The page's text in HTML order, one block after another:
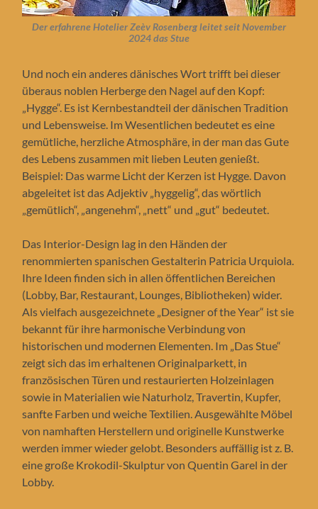
Der erfahrene Hotelier Zeèv Rosenbergleitet seit November
2024 das Stue
Und noch ein anderes dänisches Wort trifft bei dieser
überaus noblen Herberge den Nagel auf den Kopf:
„Hygge“. Es ist Kernbestandteil der dänischen Tradition
und Lebensweise. Im Wesentlichen bedeutet es eine
gemütliche, herzliche Atmosphäre, in der man das Gute
des Lebens zusammen mit lieben Leuten genießt.
Beispiel: Das warme Licht der Kerzen ist Hygge. Davon
abgeleitet ist das Adjektiv „hyggelig“, das wörtlich
„gemütlich“, „angenehm“, „nett“ und „gut“ bedeutet.
Das Interior-Design lag in den Händen der
renommierten spanischen Gestalterin Patricia Urquiola.
Ihre Ideen finden sich in allen öffentlichen Bereichen
(Lobby, Bar, Restaurant, Lounges, Bibliotheken) wider.
Als vielfach ausgezeichnete „Designer of the Year“ ist sie
bekannt für ihre harmonische Verbindung von
historischen und modernen Elementen. Im „Das Stue“
zeigt sich das im erhaltenen Originalparkett, in
französischen Türen und restaurierten Holzeinlagen
sowie in Materialien wie Naturholz, Travertin, Kupfer,
sanfte Farben und weiche Textilien. Ausgewählte Möbel
von namhaften Herstellern und originelle Kunstwerke
werden immer wieder gelobt. Besonders auffällig ist z. B.
eine große Krokodil-Skulptur von Quentin Garel in der
Lobby.